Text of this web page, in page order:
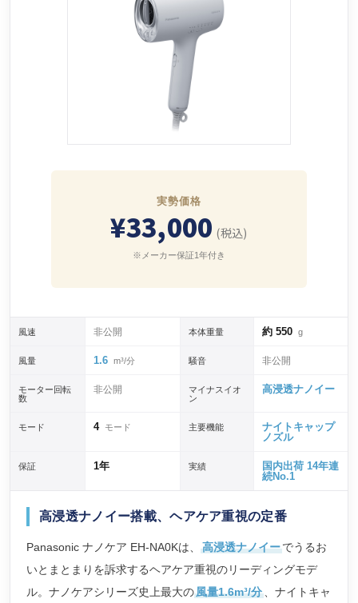
実勢価格
¥33,000 (税込)
※メーカー保証1年付き
風速 非公開 本体重量 約 550 g
風量 1.6 m³/分 騒音 非公開
モーター回転
数
非公開
マイナスイオ
ン
高浸透ナノイー
モード 4 モード 主要機能
ナイトキャップ
ノズル
保証 1年 実績
国内出荷 14年連
続No.1
高浸透ナノイー搭載、ヘアケア重視の定番
Panasonic ナノケア EH-NA0Kは、 高浸透ナノイーでうるお
いとまとまりを訴求するヘアケア重視のリーディングモデ
ル。ナノケアシリーズ史上最大の風量1.6m³/分
、ナイトキャ